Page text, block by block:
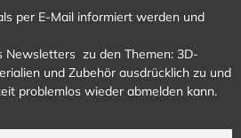
per E-Mail informiert werden und
Newsletters zu den Themen: 3D-
und Zubehör ausdrücklich zu und
problemlos wieder abmelden kann.